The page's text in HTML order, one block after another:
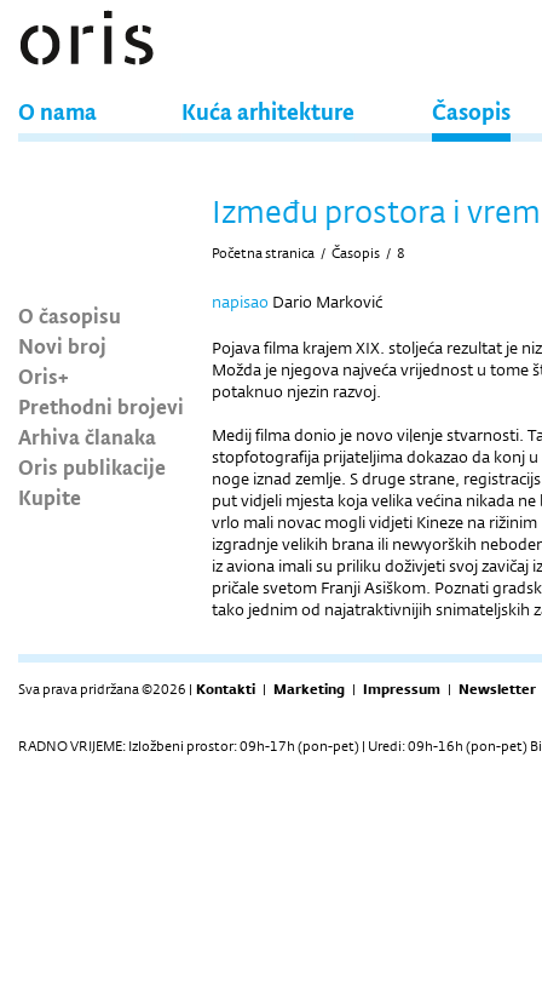
O nama Kuća arhitekture Časopis
O časopisu
Novi broj
Oris+
Prethodni brojevi
Arhiva članaka
Oris publikacije
Kupite
Između prostora i
Početna stranica / Časopis / 8
napisao Dario Marković
Pojava filma krajem XIX. stoljeća rezultat je
Možda je njegova najveća vrijednost u
potaknuo njezin razvoj.
Medij filma donio je novo vi|enje stvarnosti.
stopfotografija prijateljima dokazao da konj
noge iznad zemlje. S druge strane,
put vidjeli mjesta koja velika većina nikada
vrlo mali novac mogli vidjeti Kineze na
izgradnje velikih brana ili newyorških
iz aviona imali su priliku doživjeti svoj zavičaj
pričale svetom Franji Asiškom. Poznati
tako jednim od najatraktivnijih snimateljskih
Sva prava pridržana ©2026 | Kontakti | Marketing | Impressum | Newsletter
RADNO VRIJEME: Izložbeni prostor: 09h-17h (pon-pet) | Uredi: 09h-16h (pon-pet)